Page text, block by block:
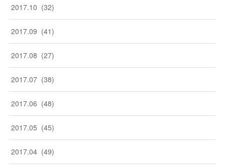
2017.10 (32)
2017.09 (41)
2017.08 (27)
2017.07 (38)
2017.06 (48)
2017.05 (45)
2017.04 (49)